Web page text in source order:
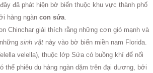
đã phát hiện bờ biển thuộc khu vực thành phố
hàng ngàncon sứa
Chinchar giải thích rằng những cơn gió mạnh và
nhữngsinh vật này vào bờ biển miền nam Florida.
velella), thuộc lớp Sứa có buồng khí để nối
thể phiêu du hàng ngàn dặm trên đại dương, bởi